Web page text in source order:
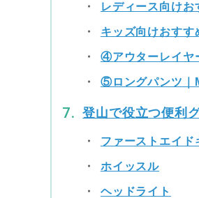
レディース向けお
キッズ向けおすす
④アウターレイヤ
⑤ロングパンツ｜
登山で役立つ便利
ファーストエイド
ホイッスル
ヘッドライト